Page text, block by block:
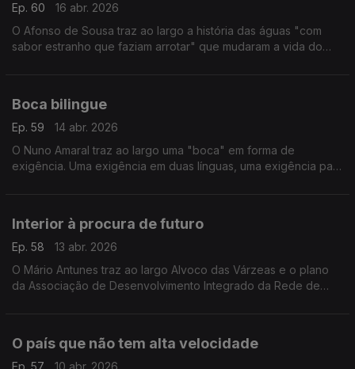
Ep. 60
16 abr. 2026
O Afonso de Sousa traz ao largo a história das águas "com
sabor estranho que faziam arrotar" que mudaram a vida do
Boca bilingue
Ep. 59
14 abr. 2026
O Nuno Amaral traz ao largo uma "boca" em forma de
exigência. Uma exigência em duas línguas, uma exigência para
Interior à procura de futuro
Ep. 58
13 abr. 2026
O Mário Antunes traz ao largo Alvoco das Várzeas e o plano
da Associação de Desenvolvimento Integrado da Rede de
O país que não tem alta velocidade
Ep. 57
10 abr. 2026